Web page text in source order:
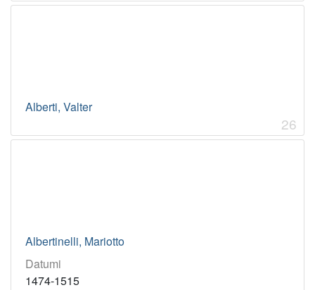
Alberti, Valter
26
Albertinelli, Mariotto
Datumi
1474-1515